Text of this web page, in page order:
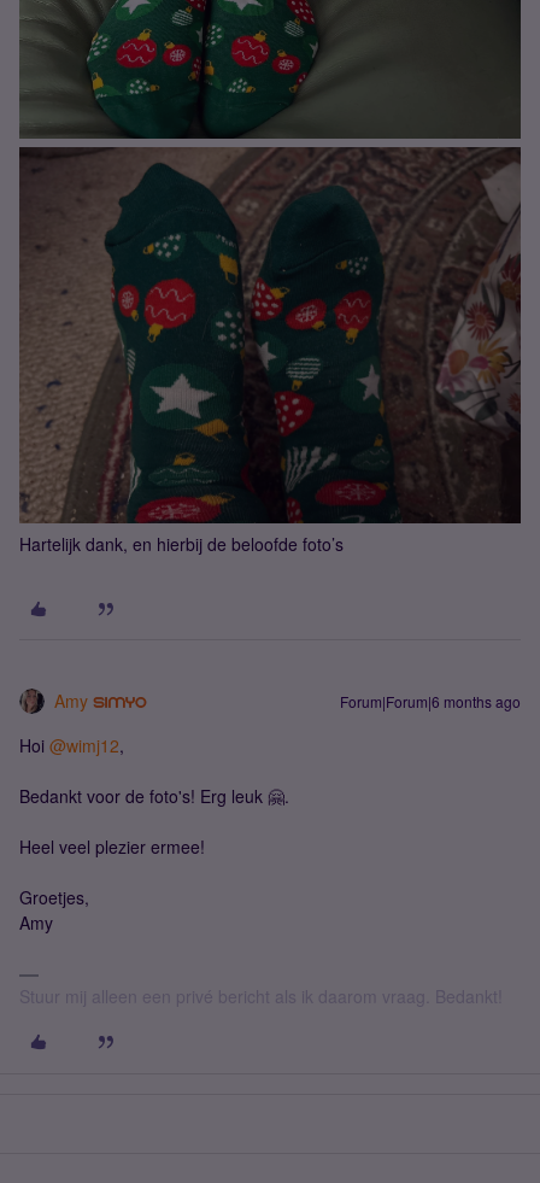
Hartelijk dank, en hierbij de beloofde foto’s
Amy Forum|Forum|6 months ago
Hoi ​ @wimj12,
Bedankt voor de foto's! Erg leuk 🤗.
Heel veel plezier ermee!
Groetjes,
Amy
Stuur mij alleen een privé bericht als ik daarom vraag. Bedankt!